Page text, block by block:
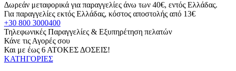
Δωρεάν μεταφορικά για παραγγελίες άνω των 40€, εντός Ελλάδας.
Για παραγγελίες εκτός Ελλάδας, κόστος αποστολής από 13€
+30 800 3000400
Τηλεφωνικές Παραγγελίες & Εξυπηρέτηση πελατών
Κάνε τις Αγορές σου
Και με έως 6 ΑΤΟΚΕΣ ΔΟΣΕΙΣ!
ΚΑΤΗΓΟΡΙΕΣ